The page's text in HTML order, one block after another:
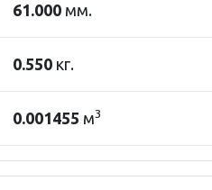
61.000 мм.
0.550 кг.
0.001455 м3